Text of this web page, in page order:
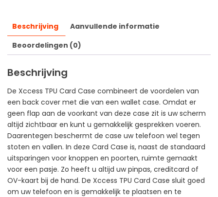
Beschrijving
Aanvullende informatie
Beoordelingen (0)
Beschrijving
De Xccess TPU Card Case combineert de voordelen van
een back cover met die van een wallet case. Omdat er
geen flap aan de voorkant van deze case zit is uw scherm
altijd zichtbaar en kunt u gemakkelijk gesprekken voeren.
Daarentegen beschermt de case uw telefoon wel tegen
stoten en vallen. In deze Card Case is, naast de standaard
uitsparingen voor knoppen en poorten, ruimte gemaakt
voor een pasje. Zo heeft u altijd uw pinpas, creditcard of
OV-kaart bij de hand. De Xccess TPU Card Case sluit goed
om uw telefoon en is gemakkelijk te plaatsen en te